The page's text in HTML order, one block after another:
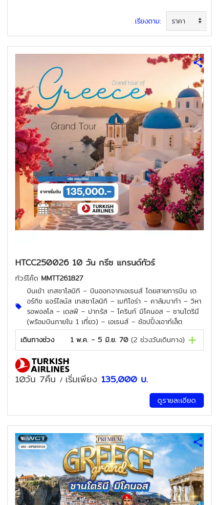
เรียงตาม:
HTCC250026 10 วัน กรีซ แกรนด์ทัวร์
ทัวร์โค๊ด MMTT261827
บินเข้า เทสซาโลนิกิ – บินออกจากเอเธนส์ โดยสายการบิน เต
อร์กิช แอร์ไลน์ส เทสซาโลนิกิ – เมทิโอร่า – คาลัมบาก้า – วิหา
รอพอลโล – เดลฟี – ปาทรัส – โครินท์ มิโคนอส – ซานโตรินี
(พร้อมบินภายใน 1 เที่ยว) – เอเธนส์ – ช้อปปิ้งเอาท์เล็ต
เดินทางช่วง
1 พ.ค. - 5 มิ.ย. 70 (2 ช่วงวันเดินทาง)
10วัน 7คืน / เริ่มเพียง 135,000 บ.
ดูรายละเอียด